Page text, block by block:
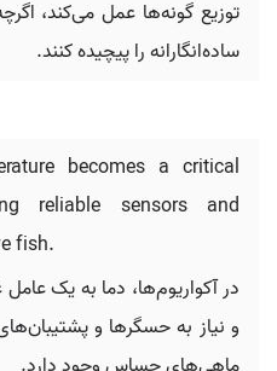
توزیع گونه‌ها عمل می‌کند،
ساده‌انگارانه را پیچیده کنند.
becomes a critical
reliable sensors and
fish.
در آکواریوم‌ها، دما به یک
و نیاز به حسگرها و